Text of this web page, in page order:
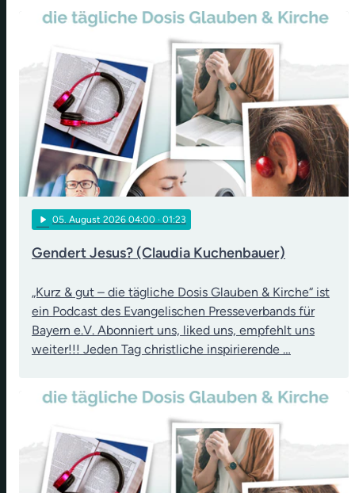
play_arrow 05. August 2026 04:00 · 01:23
Gendert Jesus? (Claudia Kuchenbauer)
„Kurz & gut – die tägliche Dosis Glauben & Kirche“ ist
ein Podcast des Evangelischen Presseverbands für
Bayern e.V. Abonniert uns, liked uns, empfehlt uns
weiter!!! Jeden Tag christliche inspirierende …